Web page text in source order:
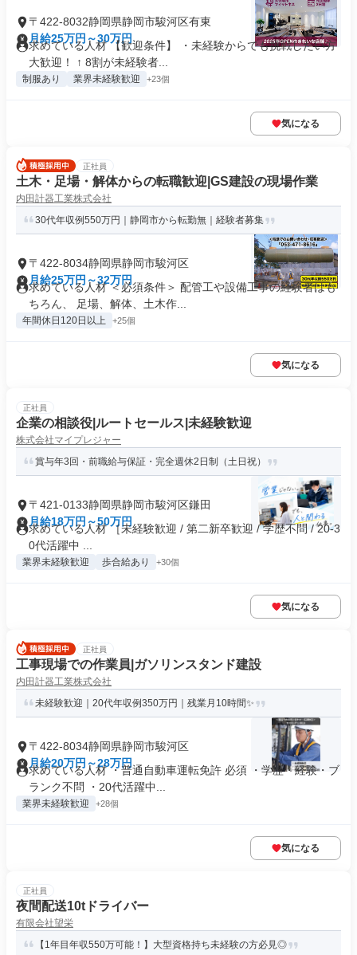
〒422-8032静岡県静岡市駿河区有東
月給25万円～30万円
求めている人材 【歓迎条件】 ・未経験からでも挑戦したい方
大歓迎！ ↑ 8割が未経験者...
制服あり 業界未経験歓迎 +23個
気になる
正社員
土木・足場・解体からの転職歓迎|GS建設の現場作業
内田計器工業株式会社
30代年収例550万円｜静岡市から転勤無｜経験者募集
〒422-8034静岡県静岡市駿河区
月給25万円～32万円
求めている人材 ＜必須条件＞ 配管工や設備工事の経験者はも
ちろん、 足場、解体、土木作...
年間休日120日以上 +25個
気になる
正社員
企業の相談役|ルートセールス|未経験歓迎
株式会社マイプレジャー
賞与年3回・前職給与保証・完全週休2日制（土日祝）
〒421-0133静岡県静岡市駿河区鎌田
月給18万円～50万円
求めている人材 ［未経験歓迎 / 第二新卒歓迎 / 学歴不問 / 20-3
0代活躍中 ...
業界未経験歓迎 歩合給あり +30個
気になる
正社員
工事現場での作業員|ガソリンスタンド建設
内田計器工業株式会社
未経験歓迎｜20代年収例350万円｜残業月10時間✨
〒422-8034静岡県静岡市駿河区
月給20万円～28万円
求めている人材 ・普通自動車運転免許 必須 ・学歴・経験・ブ
ランク不問 ・20代活躍中...
業界未経験歓迎 +28個
気になる
正社員
夜間配送10tドライバー
有限会社望栄
【1年目年収550万可能！】大型資格持ち未経験の方必見◎